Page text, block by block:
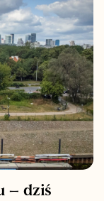
– dziś